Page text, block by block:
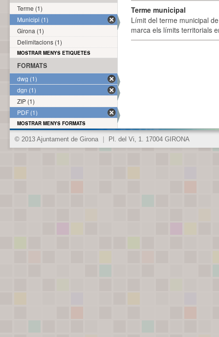
Terme municipal
Límit del terme municipal
marca els límits territorials
Terme (1)
Municipi (1)
Girona (1)
Delimitacions (1)
MOSTRAR MENYS ETIQUETES
FORMATS
dwg (1)
dgn (1)
ZIP (1)
PDF (1)
MOSTRAR MENYS FORMATS
© 2013 Ajuntament de Girona Pl. del Vi, 1. 17004 GIRONA